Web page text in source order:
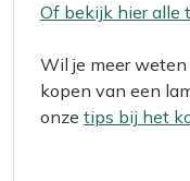
Of bekijk hier alle
Wil je meer
kopen van een
onze tips bij het